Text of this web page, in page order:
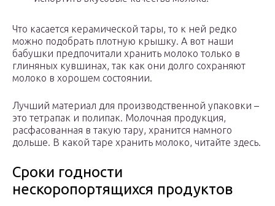
Что касается керамической тары, то к ней редко
можно подобрать плотную крышку. А вот наши
бабушки предпочитали хранить молоко только в
глиняных кувшинах, так как они долго сохраняют
молоко в хорошем состоянии.
Лучший материал для производственной упаковки –
это тетрапак и полипак. Молочная продукция,
расфасованная в такую тару, хранится намного
дольше. В какой таре хранить молоко, читайте здесь.
Сроки годности
нескоропортящихся продуктов